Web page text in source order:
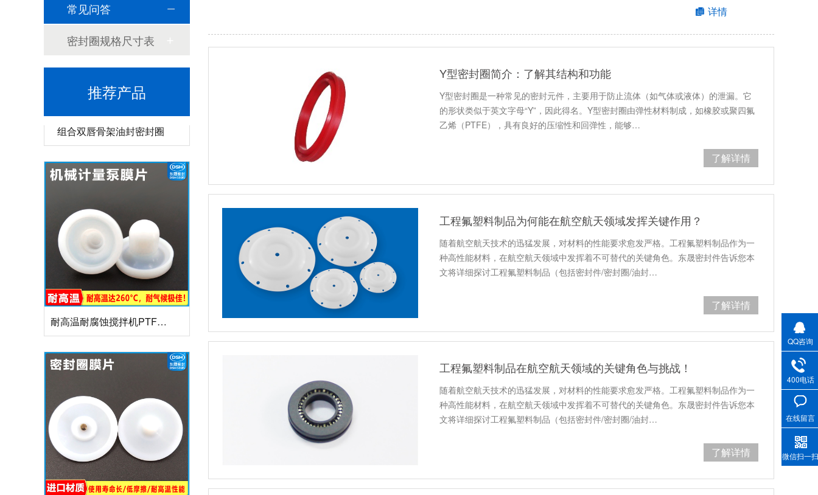
详情
Y型密封圈简介：了解其结构和功能
Y型密封圈是一种常见的密封元件，主要用于防止流体（如气体或液体）的泄漏。它
的形状类似于英文字母“Y”，因此得名。Y型密封圈由弹性材料制成，如橡胶或聚四氟
乙烯（PTFE），具有良好的压缩性和回弹性，能够…
了解详情
工程氟塑料制品为何能在航空航天领域发挥关键作用？
随着航空航天技术的迅猛发展，对材料的性能要求愈发严格。工程氟塑料制品作为一
种高性能材料，在航空航天领域中发挥着不可替代的关键角色。东晟密封件告诉您本
文将详细探讨工程氟塑料制品（包括密封件/密封圈/油封…
了解详情
工程氟塑料制品在航空航天领域的关键角色与挑战！
随着航空航天技术的迅猛发展，对材料的性能要求愈发严格。工程氟塑料制品作为一
种高性能材料，在航空航天领域中发挥着不可替代的关键角色。东晟密封件告诉您本
文将详细探讨工程氟塑料制品（包括密封件/密封圈/油封…
了解详情
常见问答
密封圈规格尺寸表
推荐产品
QQ咨询
400电话
在线留言
微信扫一扫